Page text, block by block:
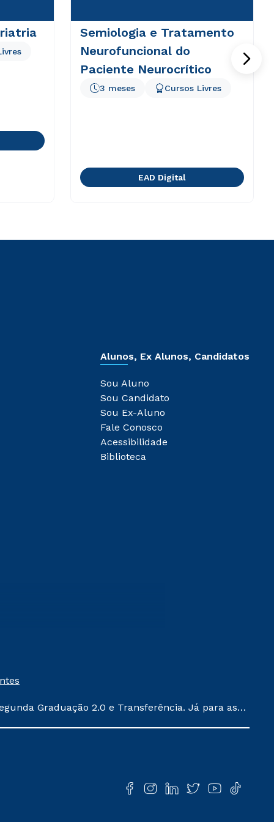
Semiologia e Tratamento
Neurofuncional do
Paciente Neurocrítico
3 meses Cursos Livres
EAD Digital
Alunos, Ex Alunos, Candidatos
Sou Aluno
Sou Candidato
Sou Ex-Aluno
Fale Conosco
Acessibilidade
Biblioteca
Graduação 2.0 e Transferência. Já para as